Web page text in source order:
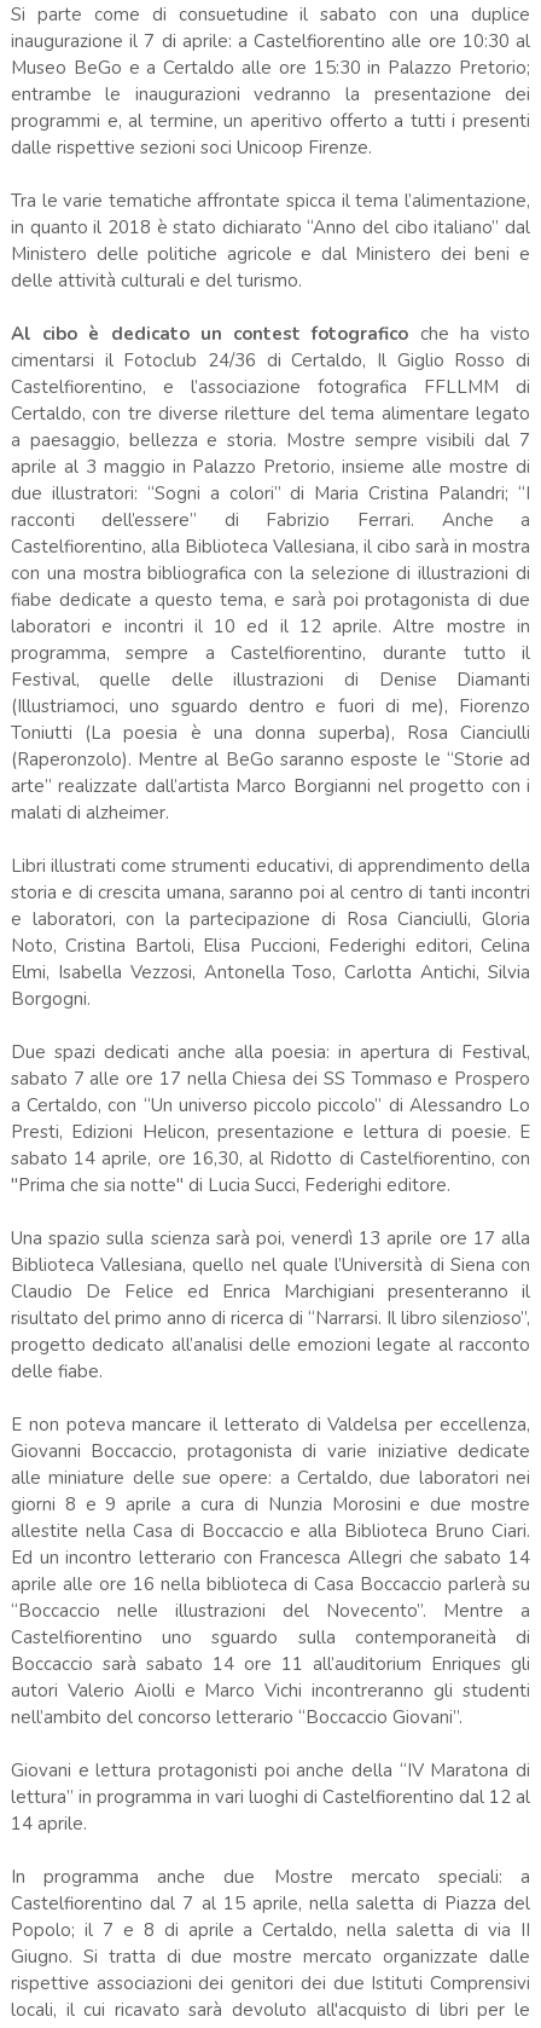
Si parte come di consuetudine il sabato con una duplice
inaugurazione il 7 di aprile: a Castelfiorentino alle ore 10:30 al
Museo BeGo e a Certaldo alle ore 15:30 in Palazzo Pretorio;
entrambe le inaugurazioni vedranno la presentazione dei
programmi e, al termine, un aperitivo offerto a tutti i presenti
dalle rispettive sezioni soci Unicoop Firenze.
Tra le varie tematiche affrontate spicca il tema l’alimentazione,
in quanto il 2018 è stato dichiarato “Anno del cibo italiano” dal
Ministero delle politiche agricole e dal Ministero dei beni e
delle attività culturali e del turismo.
Al cibo è dedicato un contest fotografico che ha visto
cimentarsi il Fotoclub 24/36 di Certaldo, Il Giglio Rosso di
Castelfiorentino, e l’associazione fotografica FFLLMM di
Certaldo, con tre diverse riletture del tema alimentare legato
a paesaggio, bellezza e storia. Mostre sempre visibili dal 7
aprile al 3 maggio in Palazzo Pretorio, insieme alle mostre di
due illustratori: “Sogni a colori” di Maria Cristina Palandri; “I
racconti dell’essere” di Fabrizio Ferrari. Anche a
Castelfiorentino, alla Biblioteca Vallesiana, il cibo sarà in mostra
con una mostra bibliografica con la selezione di illustrazioni di
fiabe dedicate a questo tema, e sarà poi protagonista di due
laboratori e incontri il 10 ed il 12 aprile. Altre mostre in
programma, sempre a Castelfiorentino, durante tutto il
Festival, quelle delle illustrazioni di Denise Diamanti
(Illustriamoci, uno sguardo dentro e fuori di me), Fiorenzo
Toniutti (La poesia è una donna superba), Rosa Cianciulli
(Raperonzolo). Mentre al BeGo saranno esposte le “Storie ad
arte” realizzate dall’artista Marco Borgianni nel progetto con i
malati di alzheimer.
Libri illustrati come strumenti educativi, di apprendimento della
storia e di crescita umana, saranno poi al centro di tanti incontri
e laboratori, con la partecipazione di Rosa Cianciulli, Gloria
Noto, Cristina Bartoli, Elisa Puccioni, Federighi editori, Celina
Elmi, Isabella Vezzosi, Antonella Toso, Carlotta Antichi, Silvia
Borgogni.
Due spazi dedicati anche alla poesia: in apertura di Festival,
sabato 7 alle ore 17 nella Chiesa dei SS Tommaso e Prospero
a Certaldo, con “Un universo piccolo piccolo” di Alessandro Lo
Presti, Edizioni Helicon, presentazione e lettura di poesie. E
sabato 14 aprile, ore 16,30, al Ridotto di Castelfiorentino, con
"Prima che sia notte" di Lucia Succi, Federighi editore.
Una spazio sulla scienza sarà poi, venerdì 13 aprile ore 17 alla
Biblioteca Vallesiana, quello nel quale l’Università di Siena con
Claudio De Felice ed Enrica Marchigiani presenteranno il
risultato del primo anno di ricerca di “Narrarsi. Il libro silenzioso”,
progetto dedicato all’analisi delle emozioni legate al racconto
delle fiabe.
E non poteva mancare il letterato di Valdelsa per eccellenza,
Giovanni Boccaccio, protagonista di varie iniziative dedicate
alle miniature delle sue opere: a Certaldo, due laboratori nei
giorni 8 e 9 aprile a cura di Nunzia Morosini e due mostre
allestite nella Casa di Boccaccio e alla Biblioteca Bruno Ciari.
Ed un incontro letterario con Francesca Allegri che sabato 14
aprile alle ore 16 nella biblioteca di Casa Boccaccio parlerà su
“Boccaccio nelle illustrazioni del Novecento”. Mentre a
Castelfiorentino uno sguardo sulla contemporaneità di
Boccaccio sarà sabato 14 ore 11 all’auditorium Enriques gli
autori Valerio Aiolli e Marco Vichi incontreranno gli studenti
nell’ambito del concorso letterario “Boccaccio Giovani”.
Giovani e lettura protagonisti poi anche della “IV Maratona di
lettura” in programma in vari luoghi di Castelfiorentino dal 12 al
14 aprile.
In programma anche due Mostre mercato speciali: a
Castelfiorentino dal 7 al 15 aprile, nella saletta di Piazza del
Popolo; il 7 e 8 di aprile a Certaldo, nella saletta di via II
Giugno. Si tratta di due mostre mercato organizzate dalle
rispettive associazioni dei genitori dei due Istituti Comprensivi
locali, il cui ricavato sarà devoluto all'acquisto di libri per le